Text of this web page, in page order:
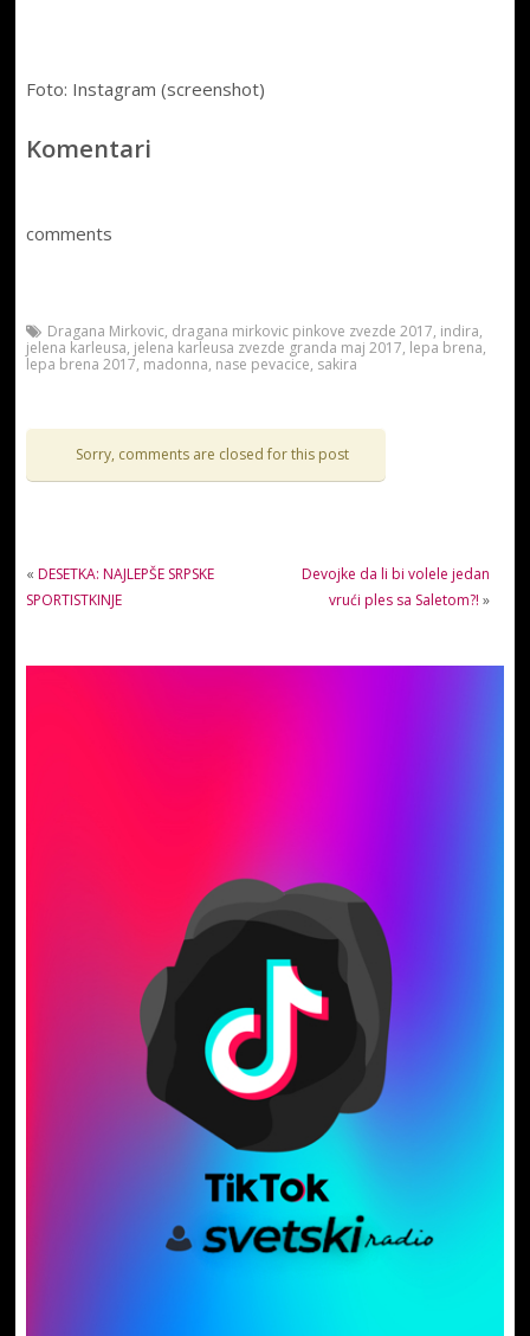
Foto: Instagram (screenshot)
Komentari
comments
Dragana Mirkovic, dragana mirkovic pinkove zvezde 2017, indira,
jelena karleusa, jelena karleusa zvezde granda maj 2017, lepa brena,
lepa brena 2017, madonna, nase pevacice, sakira
Sorry, comments are closed for this post
« DESETKA: NAJLEPŠE SRPSKE
SPORTISTKINJE
Devojke da li bi volele jedan
vrući ples sa Saletom?! »